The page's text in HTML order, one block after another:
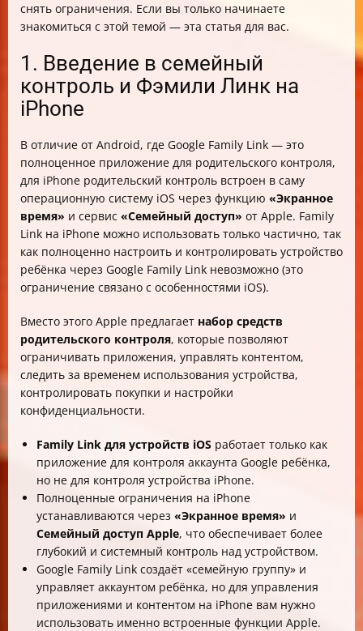
снять ограничения. Если вы только начинаете
знакомиться с этой темой — эта статья для вас.
1. Введение в семейный
контроль и Фэмили Линк на
iPhone
В отличие от Android, где Google Family Link — это
полноценное приложение для родительского контроля,
для iPhone родительский контроль встроен в саму
операционную систему iOS через функцию «Экранное
время» и сервис «Семейный доступ» от Apple. Family
Link на iPhone можно использовать только частично, так
как полноценно настроить и контролировать устройство
ребёнка через Google Family Link невозможно (это
ограничение связано с особенностями iOS).
Вместо этого Apple предлагает набор средств
родительского контроля, которые позволяют
ограничивать приложения, управлять контентом,
следить за временем использования устройства,
контролировать покупки и настройки
конфиденциальности.
Family Link для устройств iOS работает только как
приложение для контроля аккаунта Google ребёнка,
но не для контроля устройства iPhone.
Полноценные ограничения на iPhone
устанавливаются через «Экранное время» и
Семейный доступ Apple, что обеспечивает более
глубокий и системный контроль над устройством.
Google Family Link создаёт «семейную группу» и
управляет аккаунтом ребёнка, но для управления
приложениями и контентом на iPhone вам нужно
использовать именно встроенные функции Apple.